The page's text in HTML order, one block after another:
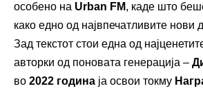
особено на Urban FM, каде што
како едно од највпечатливите нови
Зад текстот стои една од
авторки од поновата генерација –
во 2022 година ја освои токму